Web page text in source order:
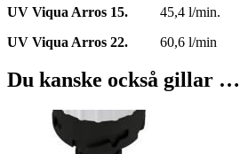
UV Viqua Arros 15.
45,4 l/min.
UV Viqua Arros 22.
60,6 l/min
Du kanske också gillar …